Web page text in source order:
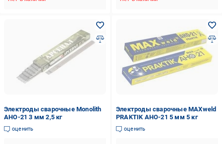
Электроды сварочные Monolith
АНО-21 3 мм 2,5 кг
оценить
Электроды сварочные MAXweld
PRAKTIK АНО-21 5 мм 5 кг
оценить